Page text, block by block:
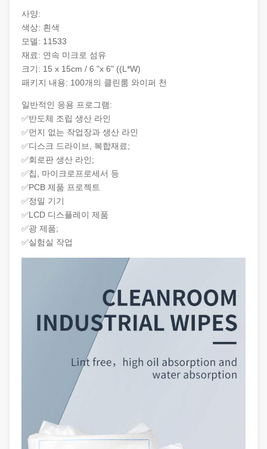
사양:
색상: 흰색
모델: 11533
재료: 연속 미크로 섬유
크기: 15 x 15cm / 6 "x 6" ((L*W)
패키지 내용: 100개의 클린룸 와이퍼 천
일반적인 응용 프로그램:
✅반도체 조립 생산 라인
✅먼지 없는 작업장과 생산 라인
✅디스크 드라이브, 복합재료;
✅회로판 생산 라인;
✅칩, 마이크로프로세서 등
✅PCB 제품 프로젝트
✅정밀 기기
✅LCD 디스플레이 제품
✅광 제품;
✅실험실 작업